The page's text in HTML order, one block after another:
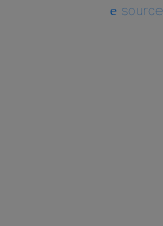
source